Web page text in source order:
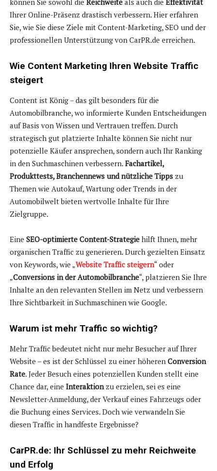
können Sie sowohl die Reichweite als auch die Effektivität
Ihrer Online-Präsenz drastisch verbessern. Hier erfahren
Sie, wie Sie diese Ziele mit Content-Marketing, SEO und der
professionellen Unterstützung von CarPR.de erreichen.
Wie Content Marketing Ihren Website Traffic
steigert
Content ist König – das gilt besonders für die
Automobilbranche, wo informierte Kunden Entscheidungen
auf Basis von Wissen und Vertrauen treffen. Durch
strategisch gut platzierte Inhalte können Sie nicht nur
potenzielle Käufer ansprechen, sondern auch Ihr Ranking
in den Suchmaschinen verbessern. Fachartikel,
Produkttests, Branchennews und nützliche Tipps zu
Themen wie Autokauf, Wartung oder Trends in der
Automobilwelt bieten wertvolle Inhalte für Ihre
Zielgruppe.
Eine SEO-optimierte Content-Strategie hilft Ihnen, mehr
organischen Traffic zu generieren. Durch gezielten Einsatz
von Keywords, wie „Website Traffic steigern“ oder
„Conversions in der Automobilbranche“, platzieren Sie Ihre
Inhalte an den relevanten Stellen im Netz und verbessern
Ihre Sichtbarkeit in Suchmaschinen wie Google.
Warum ist mehr Traffic so wichtig?
Mehr Traffic bedeutet nicht nur mehr Besucher auf Ihrer
Website – es ist der Schlüssel zu einer höheren Conversion
Rate. Jeder Besuch eines potenziellen Kunden stellt eine
Chance dar, eine Interaktionzu erzielen, sei es eine
Newsletter-Anmeldung, der Verkauf eines Fahrzeugs oder
die Buchung eines Services. Doch wie verwandeln Sie
diesen Traffic in handfeste Ergebnisse?
CarPR.de: Ihr Schlüssel zu mehr Reichweite
und Erfolg